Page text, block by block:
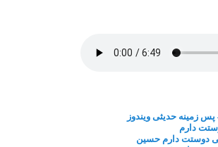
دارم
دوستت دارم حسین